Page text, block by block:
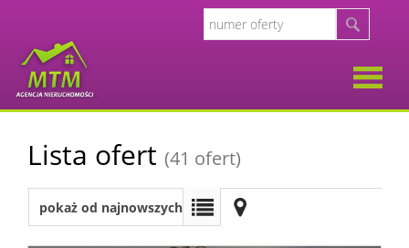
Lista ofert (41 ofert)
pokaż od najnowszych